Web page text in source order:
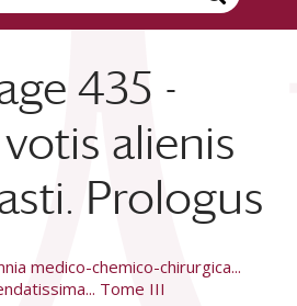
435 -
alienis
Prologus
medico-chemico-chirurgica...
Tome III